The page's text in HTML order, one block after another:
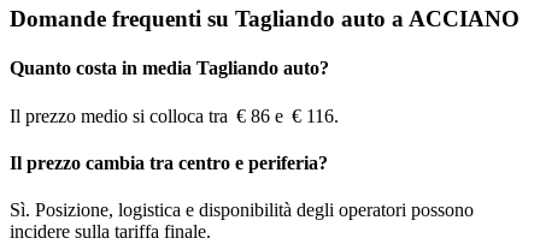
Domande frequenti su Tagliando auto a ACCIANO
Quanto costa in media Tagliando auto?
Il prezzo medio si colloca tra € 86 e € 116.
Il prezzo cambia tra centro e periferia?
Sì. Posizione, logistica e disponibilità degli operatori possono
incidere sulla tariffa finale.